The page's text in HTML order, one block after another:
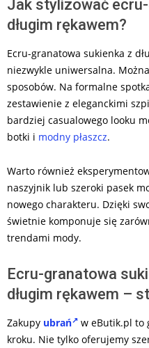
Jak stylizować
długim rękawem?
Ecru-granatowa sukienka z
niezwykle uniwersalna.
sposobów. Na formalne
zestawienie z eleganckimi
bardziej casualowego looku
botki i modny płaszcz.
Warto również
naszyjnik lub szeroki pasek
nowego charakteru. Dzięki
świetnie komponuje się
trendami mody.
Ecru-granatowa
długim rękawem –
Zakupy ubrań
w eButik.pl to
kroku. Nie tylko oferujemy